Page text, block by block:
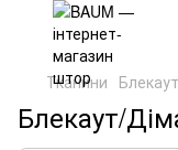
Тканини
Блекаут/